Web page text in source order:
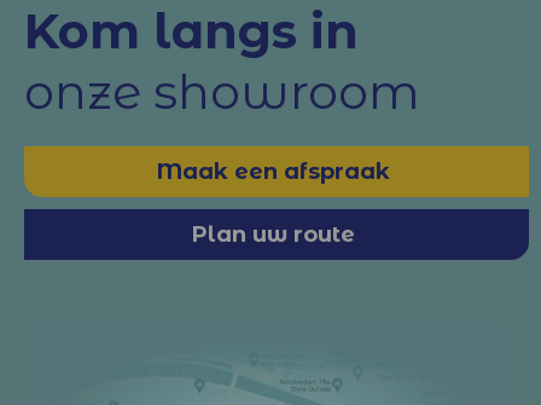
Kom langs in
onze showroom
Maak een afspraak
Plan uw route